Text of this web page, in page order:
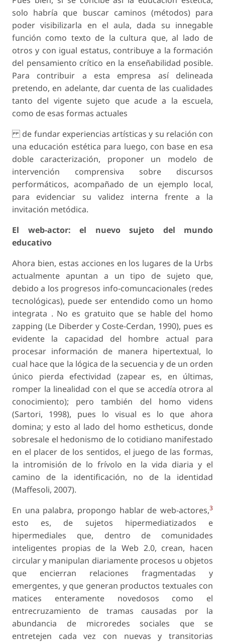
solo habría que buscar caminos (métodos) para
poder visibilizarla en el aula, dada su innegable
función como texto de la cultura que, al lado de
otros y con igual estatus, contribuye a la formación
del pensamiento crítico en la enseñabilidad posible.
Para contribuir a esta empresa así delineada
pretendo, en adelante, dar cuenta de las cualidades
tanto del vigente sujeto que acude a la escuela,
como de esas formas actuales
de fundar experiencias artísticas y su relación con
una educación estética para luego, con base en esa
doble caracterización, proponer un modelo de
intervención comprensiva sobre discursos
performáticos, acompañado de un ejemplo local,
para evidenciar su validez interna frente a la
invitación metódica.
El web-actor: el nuevo sujeto del mundo
educativo
Ahora bien, estas acciones en los lugares de la Urbs
actualmente apuntan a un tipo de sujeto que,
debido a los progresos info-comuncacionales (redes
tecnológicas), puede ser entendido como un homo
integrata . No es gratuito que se hable del homo
zapping (Le Diberder y Coste-Cerdan, 1990), pues es
evidente la capacidad del hombre actual para
procesar información de manera hipertextual, lo
cual hace que la lógica de la secuencia y de un orden
único pierda efectividad (zapear es, en últimas,
romper la linealidad con el que se accedía otrora al
conocimiento); pero también del homo videns
(Sartori, 1998), pues lo visual es lo que ahora
domina; y esto al lado del homo estheticus, donde
sobresale el hedonismo de lo cotidiano manifestado
en el placer de los sentidos, el juego de las formas,
la intromisión de lo frívolo en la vida diaria y el
camino de la identificación, no de la identidad
(Maffesoli, 2007).
En una palabra, propongo hablar de web-actores,3
esto es, de sujetos hipermediatizados e
hipermediales que, dentro de comunidades
inteligentes propias de la Web 2.0, crean, hacen
circular y manipulan diariamente procesos u objetos
que encierran relaciones fragmentadas y
emergentes, y que generan productos textuales con
matices enteramente novedosos como el
entrecruzamiento de tramas causadas por la
abundancia de microredes sociales que se
entretejen cada vez con nuevas y transitorias